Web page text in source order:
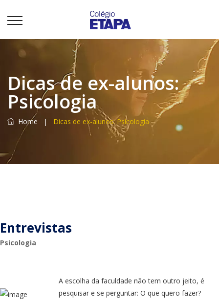
Dicas de ex-alunos:
Psicologia
Home | Dicas de ex-alunos: Psicologia
Entrevistas
Psicologia
A escolha da faculdade não tem outro jeito, é
pesquisar e se perguntar: O que quero fazer?